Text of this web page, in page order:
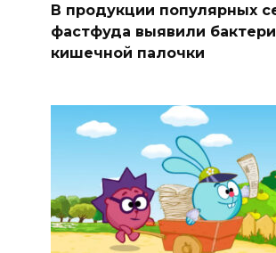
В продукции популярных
фастфуда выявили
кишечной палочки